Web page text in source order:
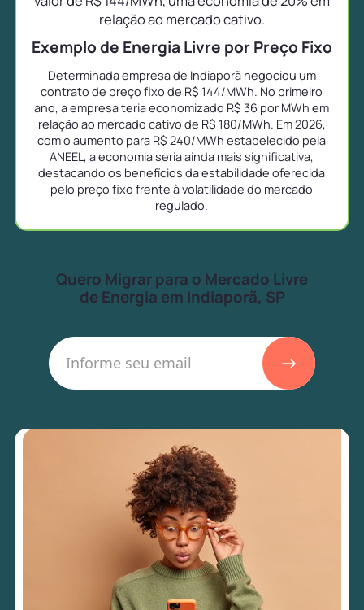
relação ao mercado cativo.
Exemplo de Energia Livre por Preço Fixo
Determinada empresa de Indiaporã negociou um
contrato de preço fixo de R$ 144/MWh. No primeiro
ano, a empresa teria economizado R$ 36 por MWh em
relação ao mercado cativo de R$ 180/MWh. Em 2026,
com o aumento para R$ 240/MWh estabelecido pela
ANEEL, a economia seria ainda mais significativa,
destacando os benefícios da estabilidade oferecida
pelo preço fixo frente à volatilidade do mercado
regulado.
Quero Migrar para o Mercado Livre
de Energia em Indiaporã, SP